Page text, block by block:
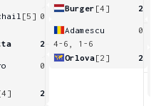
[5] 0
2
0
2
Burger [4] 2
Adamescu
0
4-6, 1-6
Orlova[2] 2